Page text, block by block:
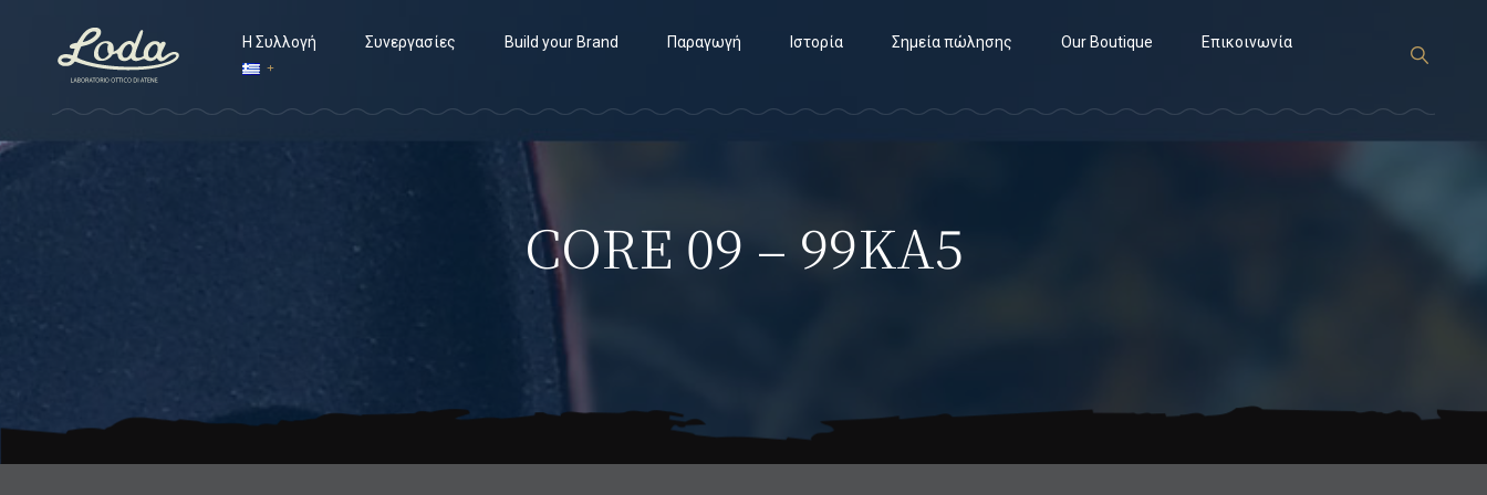
Η Συλλογή Συνεργασίες Build your Brand Παραγωγή Ιστορία Σημεία πώλησης Our Boutique Επικοινωνία
CORE 09 – 99KA5